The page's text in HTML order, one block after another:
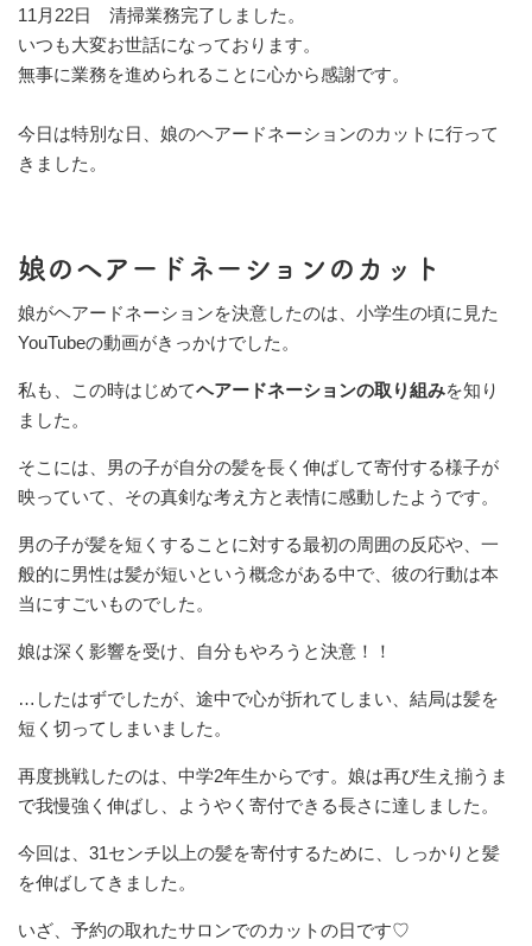
11月22日 清掃業務完了しました。
いつも大変お世話になっております。
無事に業務を進められることに心から感謝です。
今日は特別な日、娘のヘアードネーションのカットに行って
きました。
娘のヘアードネーションのカット
娘がヘアードネーションを決意したのは、小学生の頃に見た
YouTubeの動画がきっかけでした。
私も、この時はじめてヘアードネーションの取り組みを知り
ました。
そこには、男の子が自分の髪を長く伸ばして寄付する様子が
映っていて、その真剣な考え方と表情に感動したようです。
男の子が髪を短くすることに対する最初の周囲の反応や、一
般的に男性は髪が短いという概念がある中で、彼の行動は本
当にすごいものでした。
娘は深く影響を受け、自分もやろうと決意！！
…したはずでしたが、途中で心が折れてしまい、結局は髪を
短く切ってしまいました。
再度挑戦したのは、中学2年生からです。娘は再び生え揃うま
で我慢強く伸ばし、ようやく寄付できる長さに達しました。
今回は、31センチ以上の髪を寄付するために、しっかりと髪
を伸ばしてきました。
いざ、予約の取れたサロンでのカットの日です♡